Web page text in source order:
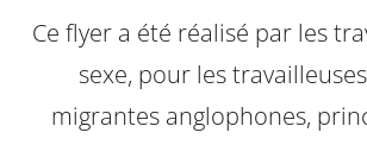
Ce flyer a été réalisé par les
sexe, pour les
migrantes anglophones,